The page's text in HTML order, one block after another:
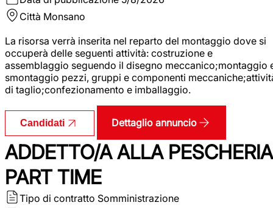
Città Monsano
La risorsa verrà inserita nel reparto del montaggio dove si
occuperà delle seguenti attività: costruzione e
assemblaggio seguendo il disegno meccanico;montaggio
smontaggio pezzi, gruppi e componenti
di taglio;confezionamento e imballaggio.
Candidati Dettaglio annuncio
ADDETTO/A ALLA PESCHERIA
PART TIME
Tipo di contratto Somministrazione